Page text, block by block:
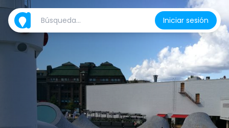
Iniciar sesión